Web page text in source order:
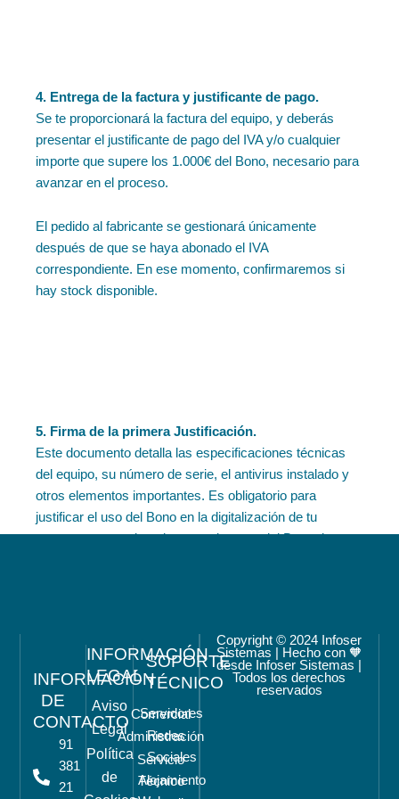
4. Entrega de la factura y justificante de pago.
Se te proporcionará la factura del equipo, y deberás
presentar el justificante de pago del IVA y/o cualquier
importe que supere los 1.000€ del Bono, necesario para
avanzar en el proceso.
El pedido al fabricante se gestionará únicamente
después de que se haya abonado el IVA
correspondiente. En ese momento, confirmaremos si
hay stock disponible.
5. Firma de la primera Justificación.
Este documento detalla las especificaciones técnicas
del equipo, su número de serie, el antivirus instalado y
otros elementos importantes. Es obligatorio para
justificar el uso del Bono en la digitalización de tu
empresa y acceder a la segunda parte del Bono de
6. Entrega del equipo.
El equipo será entregado en la dirección que nos
indiques. Durante los primeros 12 meses, tu equipo
estará cubierto ante cualquier problema que pueda
surgir. Pasado ese tiempo, deberás presentar la
INFORMACIÓN
DE
CONTACTO
91
381
21
INFORMACIÓN
LEGAL
Aviso
Legal
Política
de
SOPORTE
TÉCNICO
Comercial
Administración
Servicio
Técnico
Servidores
Redes
Sociales
Alojamiento
Copyright © 2024 Infoser
Sistemas | Hecho con 🧡
desde Infoser Sistemas |
Todos los derechos
reservados